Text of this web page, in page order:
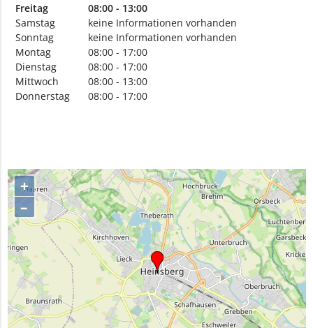
Freitag
08:00 - 13:00
Samstag
keine Informationen vorhanden
Sonntag
keine Informationen vorhanden
Montag
08:00 - 17:00
Dienstag
08:00 - 17:00
Mittwoch
08:00 - 13:00
Donnerstag
08:00 - 17:00
+
–